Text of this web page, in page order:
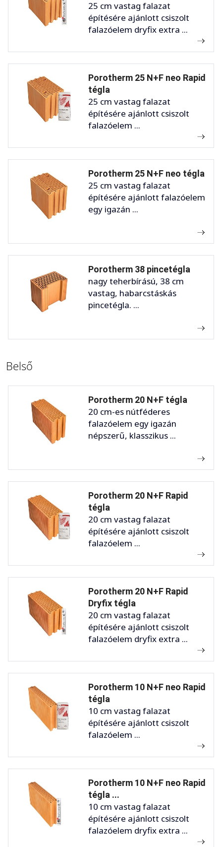
25 cm vastag falazat
építésére ajánlott csiszolt
falazóelem dryfix extra ...
Porotherm 25 N+F neo Rapid
tégla
25 cm vastag falazat
építésére ajánlott csiszolt
falazóelem ...
Porotherm 25 N+F neo tégla
25 cm vastag falazat
építésére ajánlott falazóelem
egy igazán ...
Porotherm 38 pincetégla
nagy teherbírású, 38 cm
vastag, habarcstáskás
pincetégla. ...
Belső
Porotherm 20 N+F tégla
20 cm-es nútféderes
falazóelem egy igazán
népszerű, klasszikus ...
Porotherm 20 N+F Rapid
tégla
20 cm vastag falazat
építésére ajánlott csiszolt
falazóelem ...
Porotherm 20 N+F Rapid
Dryfix tégla
20 cm vastag falazat
építésére ajánlott csiszolt
falazóelem dryfix extra ...
Porotherm 10 N+F neo Rapid
tégla
10 cm vastag falazat
építésére ajánlott csiszolt
falazóelem ...
Porotherm 10 N+F neo Rapid
tégla ...
10 cm vastag falazat
építésére ajánlott csiszolt
falazóelem dryfix extra ...